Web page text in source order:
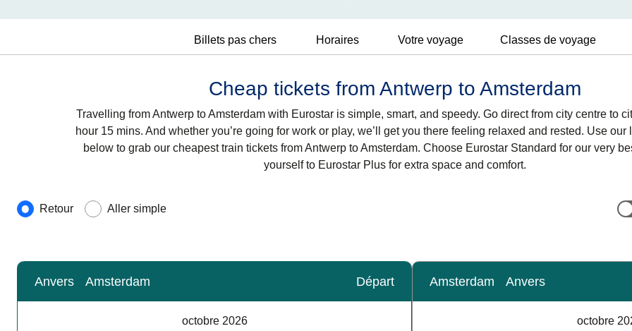
Billets pas chers Horaires Votre voyage Classes de voyage
Cheap tickets from Antwerp to Amsterdam
Travelling from Antwerp to Amsterdam with Eurostar is simple, smart, and speedy. Go direct from city centre to
hour 15 mins. And whether you’re going for work or play, we’ll get you there feeling relaxed and rested. Use our
below to grab our cheapest train tickets from Antwerp to Amsterdam. Choose Eurostar Standard for our very
yourself to Eurostar Plus for extra space and comfort.
Type de voyage
Retour Aller simple
Calendrier-
Anvers Amsterdam Départ
octobre 2026
Calendrier-
Amsterdam Anvers
octobre